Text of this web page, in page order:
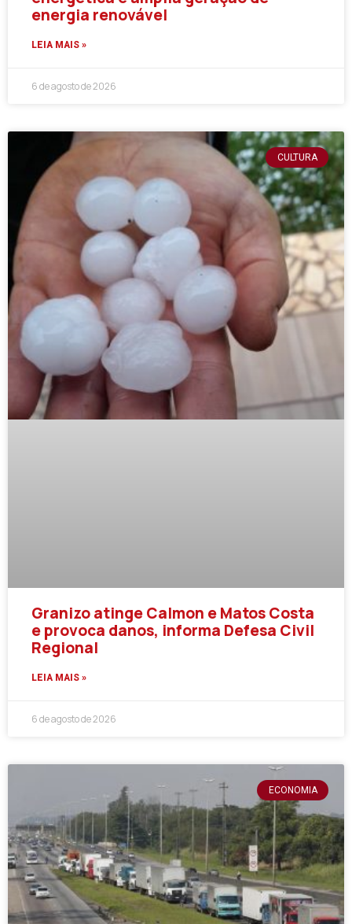
energia renovável
LEIA MAIS »
6 de agosto de 2026
CULTURA
Granizo atinge Calmon e Matos Costa
e provoca danos, informa Defesa Civil
Regional
LEIA MAIS »
6 de agosto de 2026
ECONOMIA